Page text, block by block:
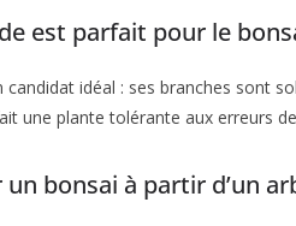
est parfait pour le
idéal : ses branches sont
une plante tolérante aux erreurs
bonsai à partir d’un